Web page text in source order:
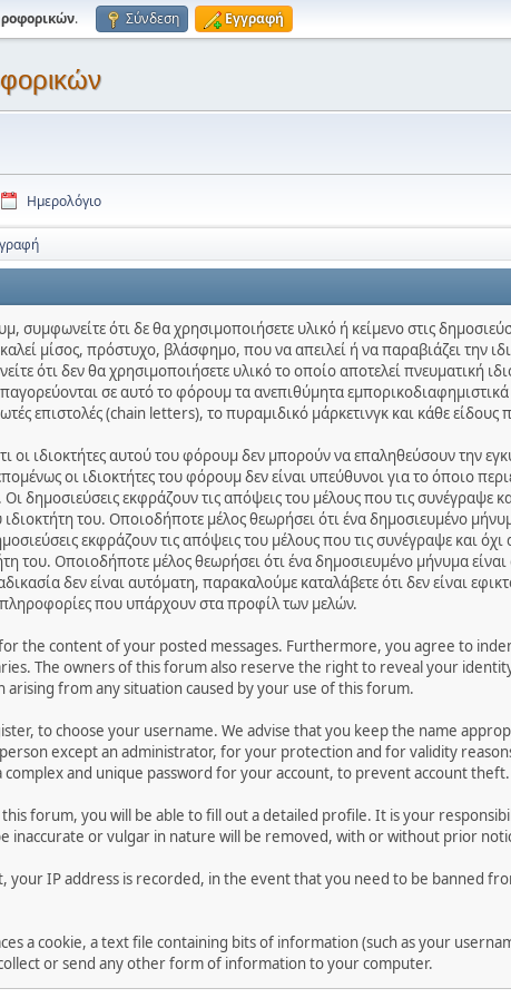
. Σύνδεση Εγγραφή
Ημερολόγιο
συμφωνείτε ότι δε θα χρησιμοποιήσετε υλικό ή κείμενο στις
μίσος, πρόστυχο, βλάσφημο, που να απειλεί ή να παραβιάζει την
ότι δεν θα χρησιμοποιήσετε υλικό το οποίο αποτελεί πνευματική
σε αυτό το φόρουμ τα ανεπιθύμητα
επιστολές (chain letters), το πυραμιδικό μάρκετινγκ και κάθε είδους
οι ιδιοκτήτες αυτού του φόρουμ δεν μπορούν να επαληθεύσουν την
οι ιδιοκτήτες του φόρουμ δεν είναι υπεύθυνοι για το όποιο
δημοσιεύσεις εκφράζουν τις απόψεις του μέλους που τις συνέγραψε
του. Οποιοδήποτε μέλος θεωρήσει ότι ένα δημοσιευμένο
εκφράζουν τις απόψεις του μέλους που τις συνέγραψε και
του. Οποιοδήποτε μέλος θεωρήσει ότι ένα δημοσιευμένο μήνυμα
δεν είναι αυτόματη, παρακαλούμε καταλάβετε ότι δεν είναι
πληροφορίες που υπάρχουν στα προφίλ των μελών.
the content of your posted messages. Furthermore, you agree to
The owners of this forum also reserve the right to reveal your
arising from any situation caused by your use of this forum.
to choose your username. We advise that you keep the name
except an administrator, for your protection and for validity
complex and unique password for your account, to prevent account theft.
forum, you will be able to fill out a detailed profile. It is your
inaccurate or vulgar in nature will be removed, with or without prior
your IP address is recorded, in the event that you need to be banned
a cookie, a text file containing bits of information (such as your
or send any other form of information to your computer.